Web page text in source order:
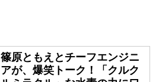
篠原ともえとチーフエンジニ
アが、爆笑トーク！「クルク